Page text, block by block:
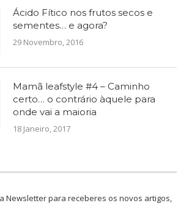
Ácido Fítico nos frutos secos e
sementes… e agora?
29 Novembro, 2016
Mamã leafstyle #4 – Caminho
certo… o contrário àquele para
onde vai a maioria
18 Janeiro, 2017
Newsletter para receberes os novos artigos,